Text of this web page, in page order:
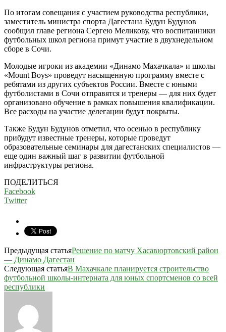
По итогам совещания с участием руководства республики,
заместитель министра спорта Дагестана Будун Будунов
сообщил главе региона Сергею Меликову, что воспитанники
футбольных школ региона примут участие в двухнедельном
сборе в Сочи.
Молодые игроки из академии «Динамо Махачкала» и школы
«Mount Boys» проведут насыщенную программу вместе с
ребятами из других субъектов России. Вместе с юными
футболистами в Сочи отправятся и тренеры — для них будет
организовано обучение в рамках повышения квалификации.
Все расходы на участие делегации будут покрыты.
Также Будун Будунов отметил, что осенью в республику
прибудут известные тренеры, которые проведут
образовательные семинары для дагестанских специалистов —
еще один важный шаг в развитии футбольной
инфраструктуры региона.
ПОДЕЛИТЬСЯ
Facebook
Twitter
Предыдущая статьяРешение по матчу Хасавюртовский район
— Динамо Дагестан
Следующая статьяВ Махачкале планируется строительство
футбольной школы-интерната для юных спортсменов со всей
республики